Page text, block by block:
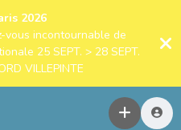
2026
vous incontournable de
25 SEPT. > 28 SEPT.
VILLEPINTE